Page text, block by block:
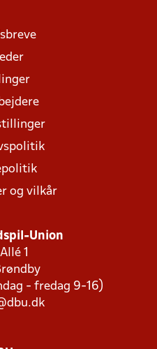
og vilkår
Union
1
- fredag 9-16)